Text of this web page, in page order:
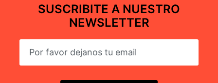
SUSCRIBITE A NUESTRO
NEWSLETTER